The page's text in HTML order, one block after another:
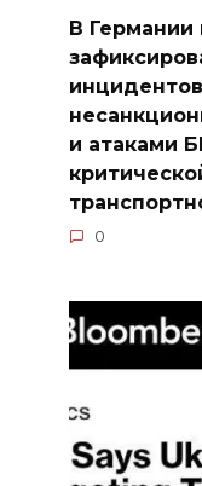
В Германии
и атаками
0